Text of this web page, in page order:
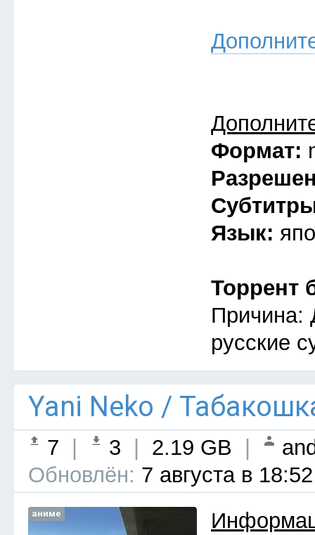
Формат:
Язык:
Торрент
Причина:
русские
Yani Neko /
7 3 2.19 GB
Обновлён: 7 августа в 18:52
аниме